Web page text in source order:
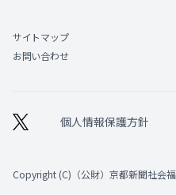
サイトマップ
お問い合わせ
個人情報保護方針
Copyright (C)（公財）京都新聞社会